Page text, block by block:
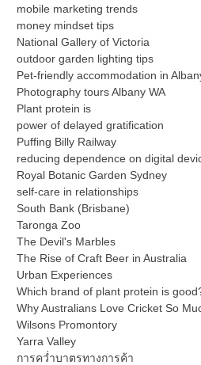
mobile marketing trends
money mindset tips
National Gallery of Victoria
outdoor garden lighting tips
Pet-friendly accommodation in
Photography tours Albany WA
Plant protein is
power of delayed gratification
Puffing Billy Railway
reducing dependence on digital
Royal Botanic Garden Sydney
self-care in relationships
South Bank (Brisbane)
Taronga Zoo
The Devil's Marbles
The Rise of Craft Beer in Australia
Urban Experiences
Which brand of plant protein is
Why Australians Love Cricket So
Wilsons Promontory
Yarra Valley
การคว่ำบาตรทางการค้า